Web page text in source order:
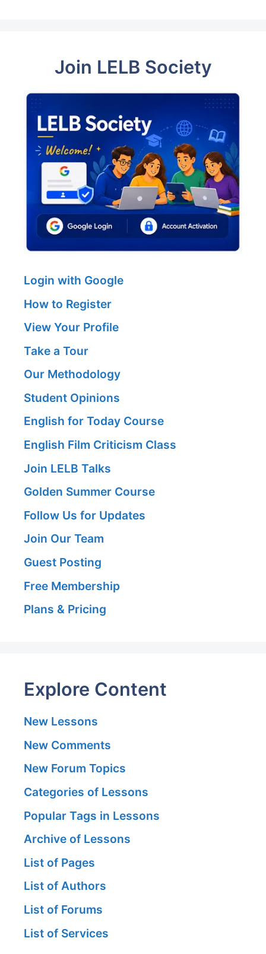
Join LELB Society
Login with Google
How to Register
View Your Profile
Take a Tour
Our Methodology
Student Opinions
English for Today Course
English Film Criticism Class
Join LELB Talks
Golden Summer Course
Follow Us for Updates
Join Our Team
Guest Posting
Free Membership
Plans & Pricing
Explore Content
New Lessons
New Comments
New Forum Topics
Categories of Lessons
Popular Tags in Lessons
Archive of Lessons
List of Pages
List of Authors
List of Forums
List of Services